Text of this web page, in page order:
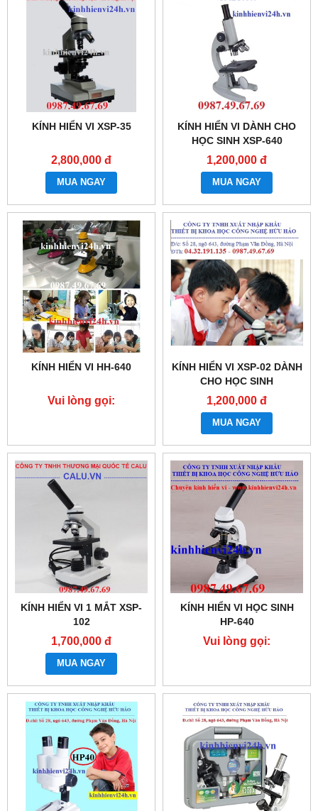
KÍNH HIỂN VI XSP-35
2,800,000 đ
MUA NGAY
KÍNH HIỂN VI DÀNH CHO
HỌC SINH XSP-640
1,200,000 đ
MUA NGAY
KÍNH HIỂN VI HH-640
Vui lòng gọi:
KÍNH HIỂN VI XSP-02 DÀNH
CHO HỌC SINH
1,200,000 đ
MUA NGAY
KÍNH HIỂN VI 1 MẮT XSP-
102
1,700,000 đ
MUA NGAY
KÍNH HIỂN VI HỌC SINH
HP-640
Vui lòng gọi: